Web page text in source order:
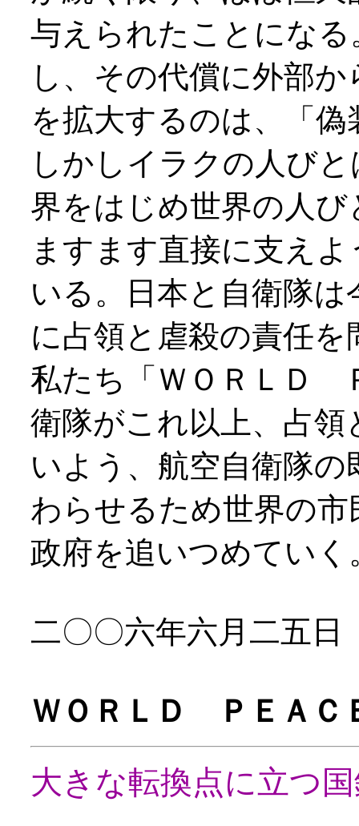
与えられたことにな
し、その代償に外部
を拡大するのは、「
しかしイラクの人び
界をはじめ世界の人
ますます直接に支え
いる。日本と自衛隊
に占領と虐殺の責任
私たち「ＷＯＲＬＤ
衛隊がこれ以上、占
いよう、航空自衛隊
わらせるため世界の
政府を追いつめていく
二〇〇六年六月二五日
ＷＯＲＬＤ ＰＥＡＣ
大きな転換点に立つ